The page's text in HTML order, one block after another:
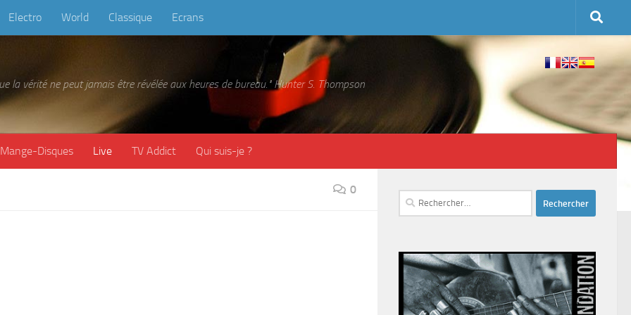
Electro World Classique Ecrans
la vérité ne peut jamais être révélée aux heures de bureau." Hunter S. Thompson
Mange-Disques Live TV Addict Qui suis-je ?
0
Rechercher :